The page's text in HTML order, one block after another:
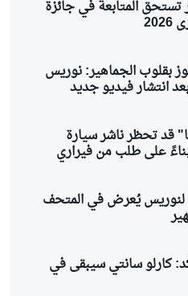
المتابعة في جائزة
بقلوب الجماهير: نوريس
انتشار فيديو جديد
قد تحظر ناشر سيارة
على طلب من فيراري
لنوريس يُعرض في المتحف
كارلو سانتي سيبقى في